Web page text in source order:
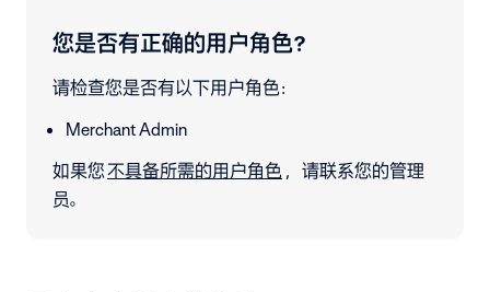
您是否有正确的用户角色？
请检查您是否有以下用户角色：
Merchant Admin
如果您不具备所需的用户角色 ，请联系您的管理
员。